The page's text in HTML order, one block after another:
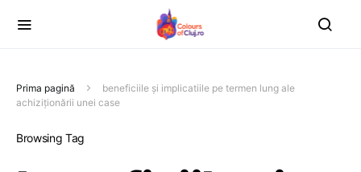
Prima pagină
beneficiile și implicatiile pe termen lung ale
achiziționării unei case
Browsing Tag